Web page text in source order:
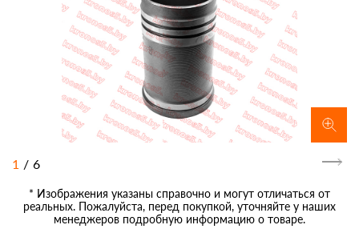
1 / 6
* Изображения указаны справочно и могут отличаться от
реальных. Пожалуйста, перед покупкой, уточняйте у наших
менеджеров подробную информацию о товаре.